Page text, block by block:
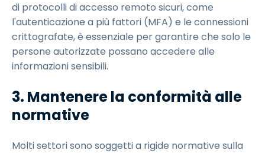
di protocolli di accesso remoto sicuri, come
l'autenticazione a più fattori (MFA) e le connessioni
crittografate, è essenziale per garantire che solo le
persone autorizzate possano accedere alle
informazioni sensibili.
3. Mantenere la conformità alle
normative
Molti settori sono soggetti a rigide normative sulla